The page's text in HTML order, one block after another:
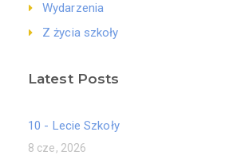
Wydarzenia
Z życia szkoły
Latest Posts
10 - Lecie Szkoły
8 cze, 2026